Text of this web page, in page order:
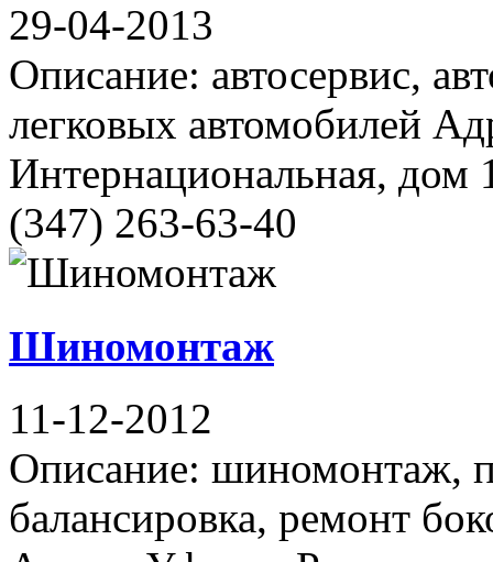
29-04-2013
Описание: автосервис,
легковых автомобилей
Интернациональная,
(347) 263-63-40
Шиномонтаж
11-12-2012
Описание: шиномонтаж,
балансировка, ремонт